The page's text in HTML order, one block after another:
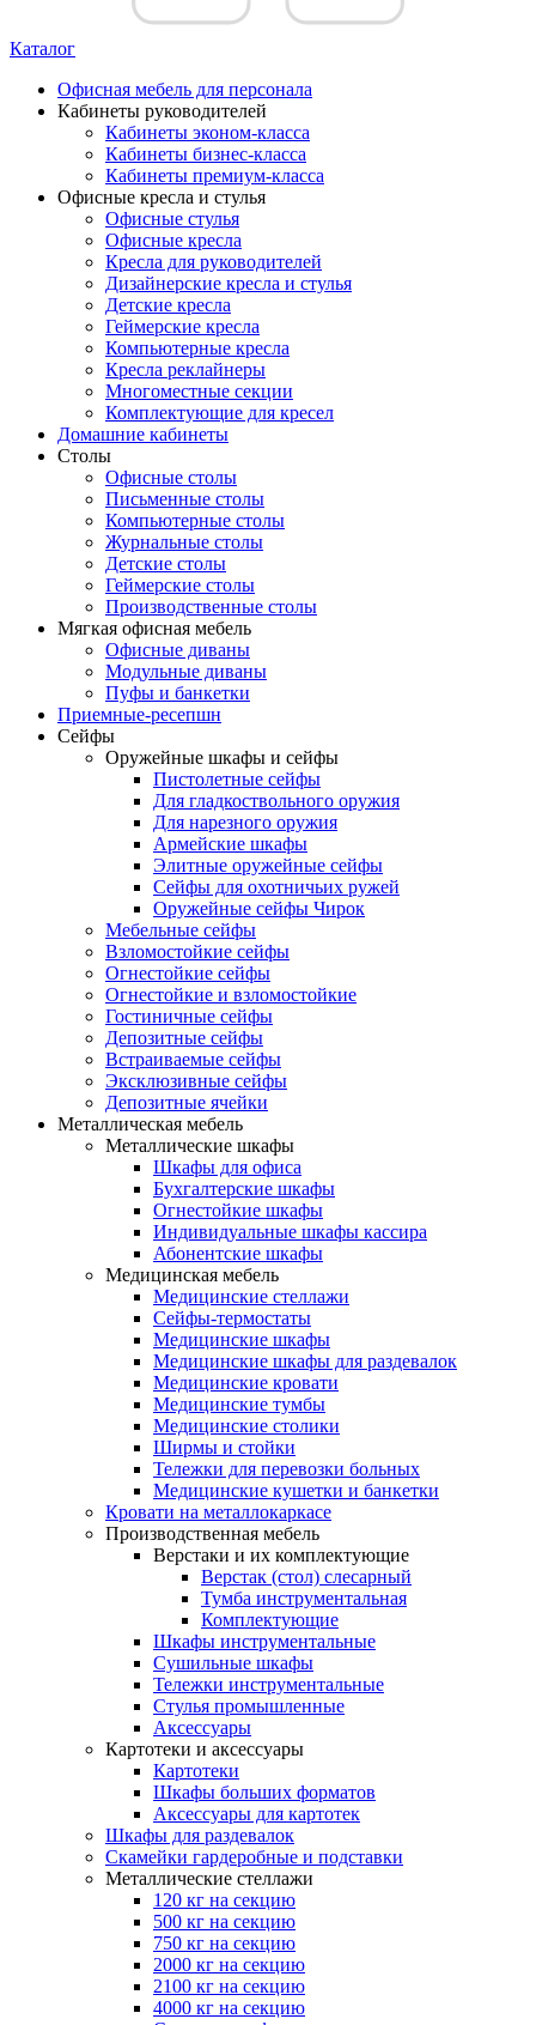
Каталог
Офисная мебель для персонала
Кабинеты руководителей
Кабинеты эконом-класса
Кабинеты бизнес-класса
Кабинеты премиум-класса
Офисные кресла и стулья
Офисные стулья
Офисные кресла
Кресла для руководителей
Дизайнерские кресла и стулья
Детские кресла
Геймерские кресла
Компьютерные кресла
Кресла реклайнеры
Многоместные секции
Комплектующие для кресел
Домашние кабинеты
Столы
Офисные столы
Письменные столы
Компьютерные столы
Журнальные столы
Детские столы
Геймерские столы
Производственные столы
Мягкая офисная мебель
Офисные диваны
Модульные диваны
Пуфы и банкетки
Приемные-ресепшн
Сейфы
Оружейные шкафы и сейфы
Пистолетные сейфы
Для гладкоствольного оружия
Для нарезного оружия
Армейские шкафы
Элитные оружейные сейфы
Сейфы для охотничьих ружей
Оружейные сейфы Чирок
Мебельные сейфы
Взломостойкие сейфы
Огнестойкие сейфы
Огнестойкие и взломостойкие
Гостиничные сейфы
Депозитные сейфы
Встраиваемые сейфы
Эксклюзивные сейфы
Депозитные ячейки
Металлическая мебель
Металлические шкафы
Шкафы для офиса
Бухгалтерские шкафы
Огнестойкие шкафы
Индивидуальные шкафы кассира
Абонентские шкафы
Медицинская мебель
Медицинские стеллажи
Сейфы-термостаты
Медицинские шкафы
Медицинские шкафы для раздевалок
Медицинские кровати
Медицинские тумбы
Медицинские столики
Ширмы и стойки
Тележки для перевозки больных
Медицинские кушетки и банкетки
Кровати на металлокаркасе
Производственная мебель
Верстаки и их комплектующие
Верстак (стол) слесарный
Тумба инструментальная
Комплектующие
Шкафы инструментальные
Сушильные шкафы
Тележки инструментальные
Стулья промышленные
Аксессуары
Картотеки и аксессуары
Картотеки
Шкафы больших форматов
Аксессуары для картотек
Шкафы для раздевалок
Скамейки гардеробные и подставки
Металлические стеллажи
120 кг на секцию
500 кг на секцию
750 кг на секцию
2000 кг на секцию
2100 кг на секцию
4000 кг на секцию